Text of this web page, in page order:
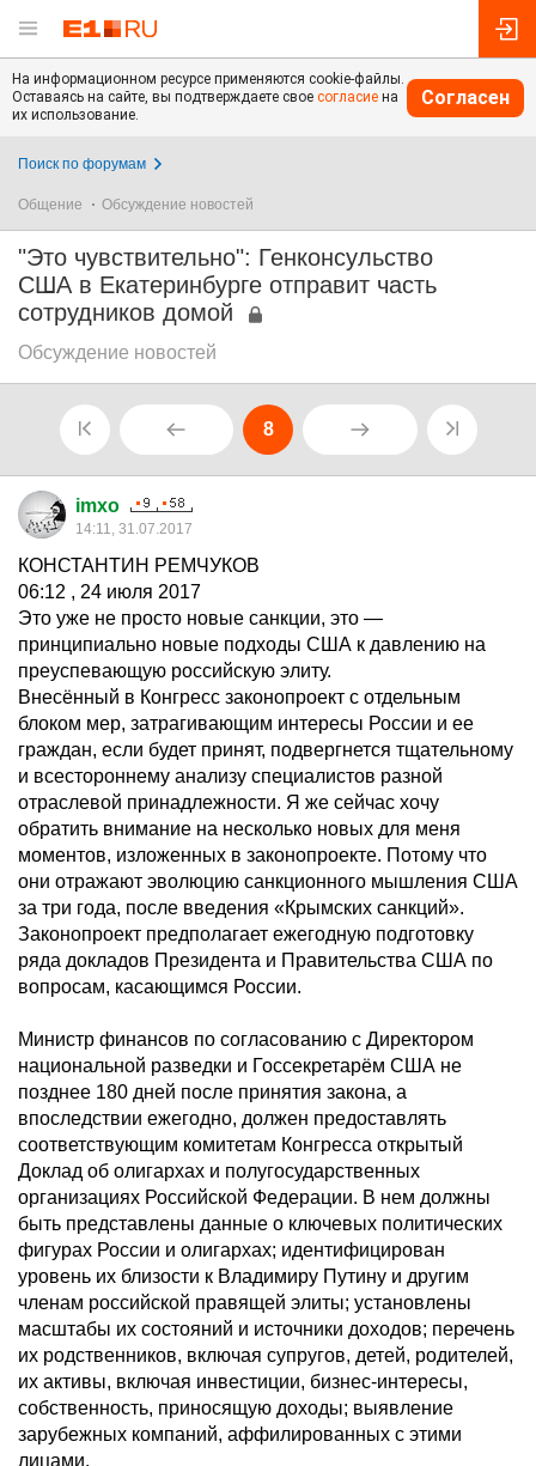
На информационном ресурсе применяются cookie-файлы.
Оставаясь на сайте, вы подтверждаете свое согласие на
их использование.
Согласен
Поиск по форумам
Общение Обсуждение новостей
"Это чувствительно": Генконсульство
США в Екатеринбурге отправит часть
сотрудников домой
Обсуждение новостей
8
imxo
14:11, 31.07.2017
КОНСТАНТИН РЕМЧУКОВ
06:12 , 24 июля 2017
Это уже не просто новые санкции, это —
принципиально новые подходы США к давлению на
преуспевающую российскую элиту.
Внесённый в Конгресс законопроект с отдельным
блоком мер, затрагивающим интересы России и ее
граждан, если будет принят, подвергнется тщательному
и всестороннему анализу специалистов разной
отраслевой принадлежности. Я же сейчас хочу
обратить внимание на несколько новых для меня
моментов, изложенных в законопроекте. Потому что
они отражают эволюцию санкционного мышления США
за три года, после введения «Крымских санкций».
Законопроект предполагает ежегодную подготовку
ряда докладов Президента и Правительства США по
вопросам, касающимся России.
Министр финансов по согласованию с Директором
национальной разведки и Госсекретарём США не
позднее 180 дней после принятия закона, а
впоследствии ежегодно, должен предоставлять
соответствующим комитетам Конгресса открытый
Доклад об олигархах и полугосударственных
организациях Российской Федерации. В нем должны
быть представлены данные о ключевых политических
фигурах России и олигархах; идентифицирован
уровень их близости к Владимиру Путину и другим
членам российской правящей элиты; установлены
масштабы их состояний и источники доходов; перечень
их родственников, включая супругов, детей, родителей,
их активы, включая инвестиции, бизнес-интересы,
собственность, приносящую доходы; выявление
зарубежных компаний, аффилированных с этими
лицами.